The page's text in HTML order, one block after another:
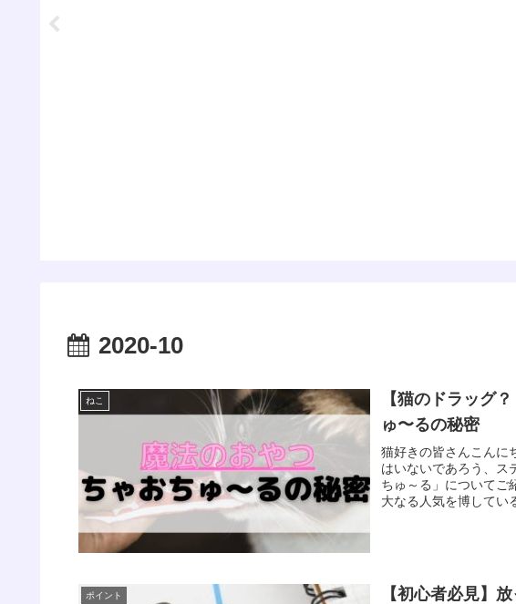
2020-10
ねこ
【猫のドラッグ
ゅ〜るの秘密
猫好きの皆さんこんに
はいないであろう、ス
ちゅ～る」についてご
大なる人気を博してい
ポイント
【初心者必見】